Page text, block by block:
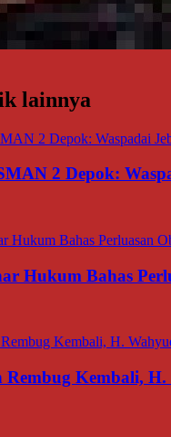
lainnya
2 Depok:
Hukum Bahas
Kembali,